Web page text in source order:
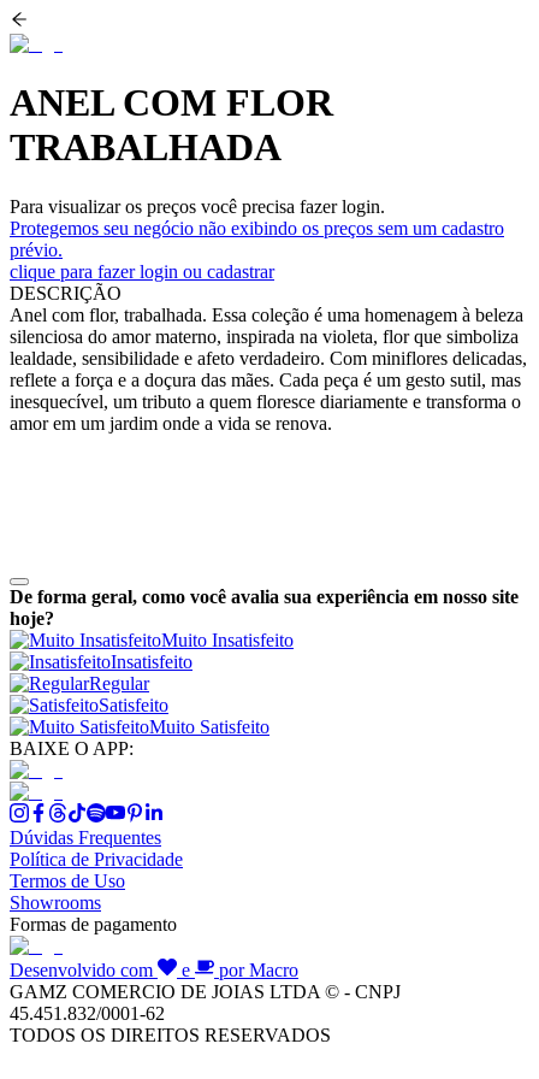
ANEL COM FLOR
TRABALHADA
Para visualizar os preços você precisa fazer login.
Protegemos seu negócio não exibindo os preços sem um cadastro
prévio.
clique para fazer login ou cadastrar
DESCRIÇÃO
Anel com flor, trabalhada. Essa coleção é uma homenagem à beleza
silenciosa do amor materno, inspirada na violeta, flor que simboliza
lealdade, sensibilidade e afeto verdadeiro. Com miniflores delicadas,
reflete a força e a doçura das mães. Cada peça é um gesto sutil, mas
inesquecível, um tributo a quem floresce diariamente e transforma o
amor em um jardim onde a vida se renova.
De forma geral, como você avalia sua experiência em nosso site
hoje?
Muito Insatisfeito
Insatisfeito
Regular
Satisfeito
Muito Satisfeito
BAIXE O APP:
Dúvidas Frequentes
Política de Privacidade
Termos de Uso
Showrooms
Formas de pagamento
Desenvolvido com e
por Macro
GAMZ COMERCIO DE JOIAS LTDA © - CNPJ
45.451.832/0001-62
TODOS OS DIREITOS RESERVADOS